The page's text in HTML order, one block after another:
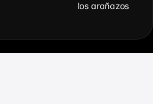
los arañazos